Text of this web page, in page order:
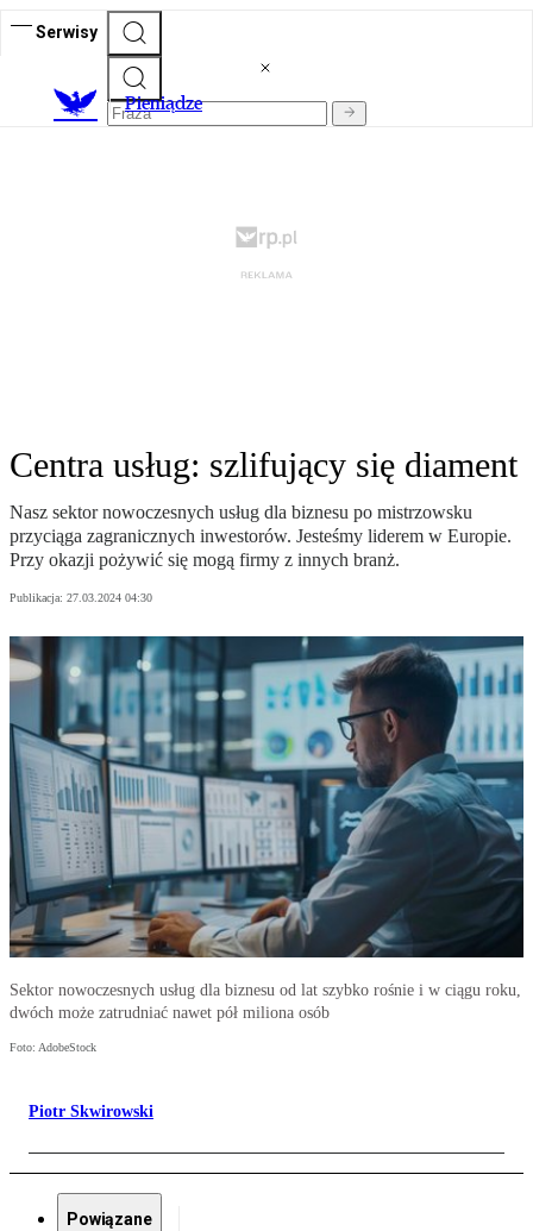
Serwisy
Pieniądze
Centra usług: szlifujący się diament
Nasz sektor nowoczesnych usług dla biznesu po mistrzowsku
przyciąga zagranicznych inwestorów. Jesteśmy liderem w Europie.
Przy okazji pożywić się mogą firmy z innych branż.
Publikacja: 27.03.2024 04:30
Sektor nowoczesnych usług dla biznesu od lat szybko rośnie i w ciągu roku,
dwóch może zatrudniać nawet pół miliona osób
Foto: AdobeStock
Piotr Skwirowski
Powiązane